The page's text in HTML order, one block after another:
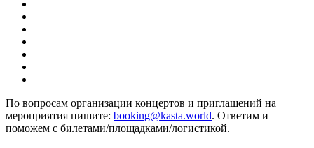
По вопросам организации концертов и приглашений на
мероприятия пишите: booking@kasta.world. Ответим и
поможем с билетами/площадками/логистикой.